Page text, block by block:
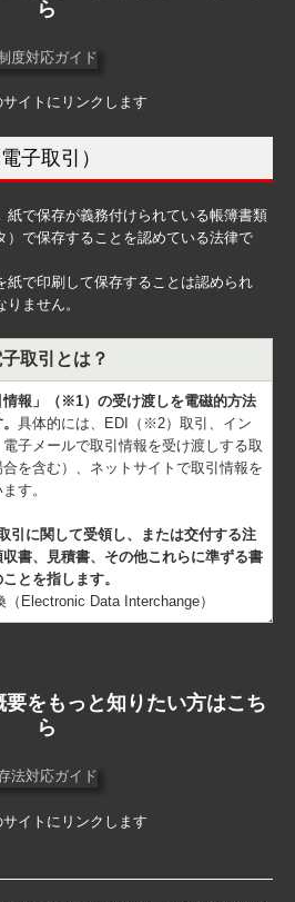
ら
イトにリンクします
子取引）
紙で保存が義務付けられている帳簿書類
）で保存することを認めている法律で
紙で印刷して保存することは認められ
ません。
取引とは？
情報」（※1）の受け渡しを電磁的方法
具体的には、EDI（※2）取引、イン
子メールで取引情報を受け渡しする取
を含む）、ネットサイトで取引情報を
す。
に関して受領し、または交付する注
書、見積書、その他これらに準ずる書
とを指します。
Electronic Data Interchange）
をもっと知りたい方はこち
ら
イトにリンクします